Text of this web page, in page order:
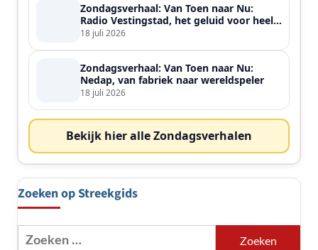
Zondagsverhaal: Van Toen naar Nu:
Radio Vestingstad, het geluid voor heel
de streek
18 juli 2026
Zondagsverhaal: Van Toen naar Nu:
Nedap, van fabriek naar wereldspeler
18 juli 2026
Bekijk hier alle Zondagsverhalen
Zoeken op Streekgids
Zoeken